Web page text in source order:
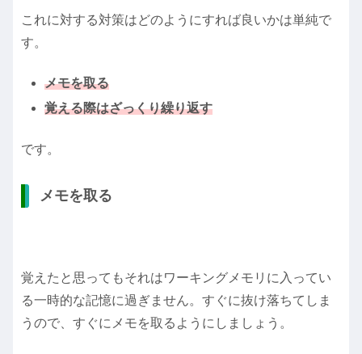
これに対する対策はどのようにすれば良いかは単純で
す。
メモを取る
覚える際はざっくり繰り返す
です。
メモを取る
覚えたと思ってもそれはワーキングメモリに入ってい
る一時的な記憶に過ぎません。すぐに抜け落ちてしま
うので、すぐにメモを取るようにしましょう。